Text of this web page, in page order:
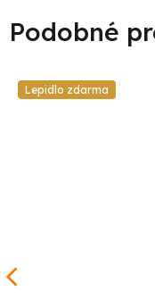
Lepidlo zdarma